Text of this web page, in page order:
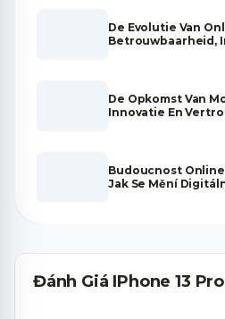
De Evolutie Van
Betrouwbaarheid,
De Opkomst Van
Innovatie En
Budoucnost
Jak Se Mění
Đánh Giá IPhone 13